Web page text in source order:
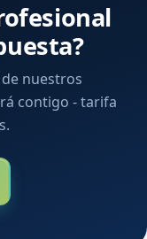
nuestros
contigo - tarifa